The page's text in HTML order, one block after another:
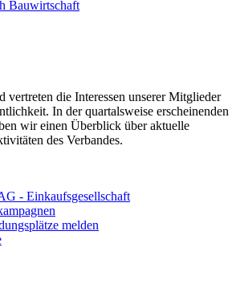
Bauwirtschaft
vertreten die Interessen unserer Mitglieder
In der quartalsweise erscheinenden
wir einen Überblick über aktuelle
des Verbandes.
- Einkaufsgesellschaft
melden